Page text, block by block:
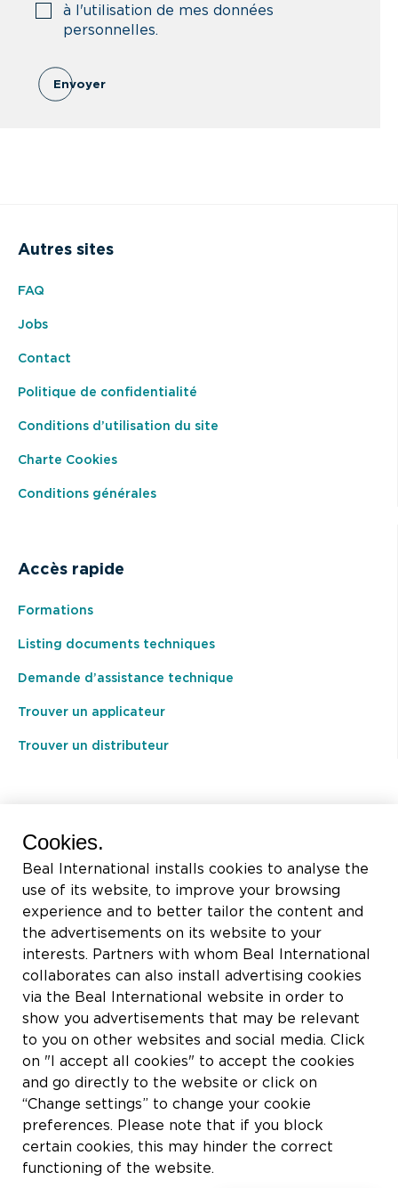
à l'utilisation de mes données
personnelles.
Envoyer
Autres sites
FAQ
Jobs
Contact
Politique de confidentialité
Conditions d’utilisation du site
Charte Cookies
Conditions générales
Accès rapide
Formations
Listing documents techniques
Demande d’assistance technique
Trouver un applicateur
Trouver un distributeur
Rue du Tronquoy, 8
TVA: BE0414.592.153
+32 81 83 57 57
info@beal.be
Suivez-nous
Cookies.
Beal International installs cookies to analyse the
use of its website, to improve your browsing
experience and to better tailor the content and
the advertisements on its website to your
interests. Partners with whom Beal International
collaborates can also install advertising cookies
via the Beal International website in order to
show you advertisements that may be relevant
to you on other websites and social media. Click
on "I accept all cookies" to accept the cookies
and go directly to the website or click on
“Change settings” to change your cookie
preferences. Please note that if you block
certain cookies, this may hinder the correct
functioning of the website.